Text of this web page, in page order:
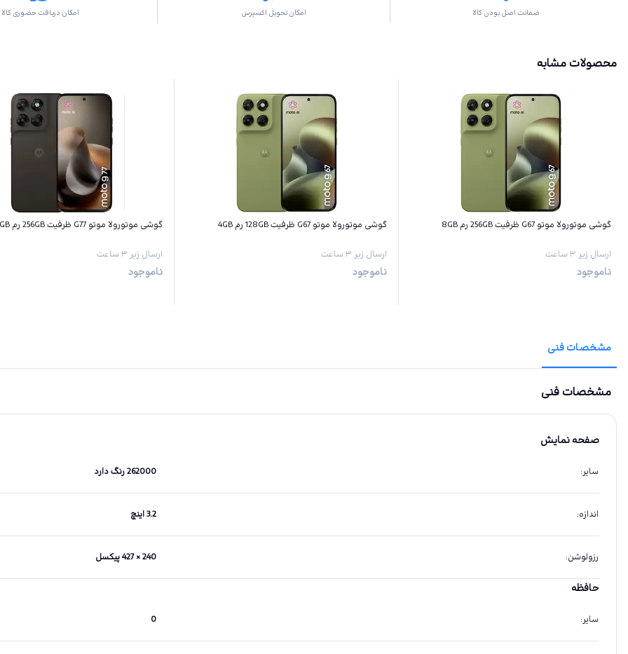
ضمانت اصل بودن کالا امکان تحویل اکسپرس امکان دریافت حضوری کالا
محصولات مشابه
گوشی موتورولا موتو G67 ظرفیت 256GB رم 8GB
ارسال زیر ۳ ساعت
ناموجود
گوشی موتورولا موتو G67 ظرفیت 128GB رم 4GB
ارسال زیر ۳ ساعت
ناموجود
گوشی موتورولا موتو G77 ظرفیت 256GB رم 8GB
ارسال زیر ۳ ساعت
ناموجود
مشخصات فنی
مشخصات فنی
صفحه نمایش
سایر: 262000 رنگ دارد
اندازه: 3.2 اینچ
رزولوشن: 240 × 427 پیکسل
حافظه
سایر:
0